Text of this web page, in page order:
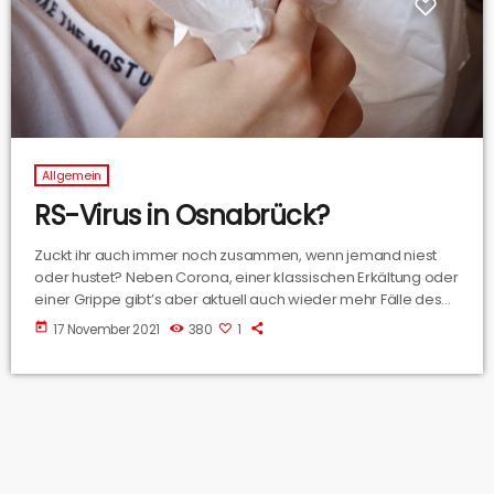
Allgemein
RS-Virus in Osnabrück?
Zuckt ihr auch immer noch zusammen, wenn jemand niest
oder hustet? Neben Corona, einer klassischen Erkältung oder
einer Grippe gibt’s aber aktuell auch wieder mehr Fälle des
RS-Virus. Was das genau ist und wen das vor allem betrifft,
today 17 November 2021 380 1